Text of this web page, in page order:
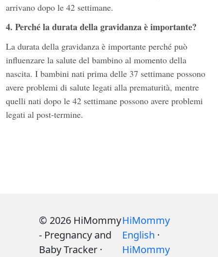
arrivano dopo le 42 settimane.
4. Perché la durata della gravidanza è importante?
La durata della gravidanza è importante perché può
influenzare la salute del bambino al momento della
nascita. I bambini nati prima delle 37 settimane possono
avere problemi di salute legati alla prematurità, mentre
quelli nati dopo le 42 settimane possono avere problemi
legati al post-termine.
© 2026 HiMommy
- Pregnancy and
Baby Tracker ·
HiMommy
English ·
HiMommy